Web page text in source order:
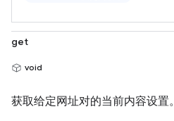
get
void
获取给定网址对的当前内容设置。